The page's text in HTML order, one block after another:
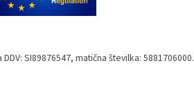
SI89876547, matična številka: 5881706000.